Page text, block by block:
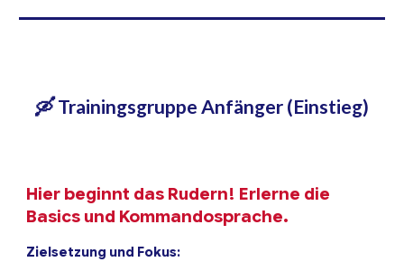
🛶 Trainingsgruppe Anfänger (Einstieg)
Hier beginnt das Rudern! Erlerne die
Basics und Kommandosprache.
Zielsetzung und Fokus: